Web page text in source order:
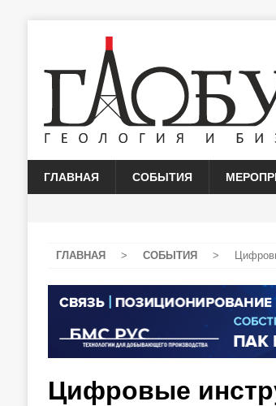
ГЛАВНАЯ СОБЫТИЯ
ГЛАВНАЯ > СОБЫТИЯ >
Цифровые